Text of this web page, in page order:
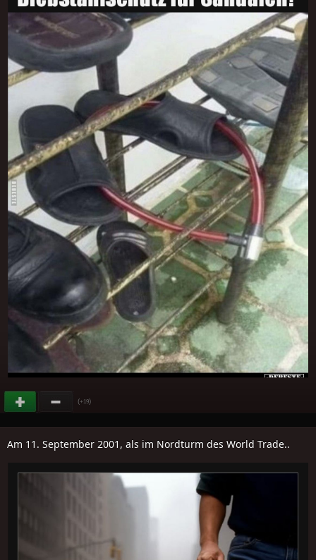
(+19)
Am 11. September 2001, als im Nordturm des World Trade..